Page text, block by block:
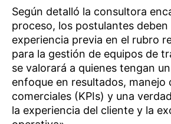
Según detalló la consultora
proceso, los postulantes
experiencia previa en el rubro
para la gestión de equipos de
se valorará a quienes tengan
enfoque en resultados, manejo
comerciales (KPIs) y una
la experiencia del cliente y la